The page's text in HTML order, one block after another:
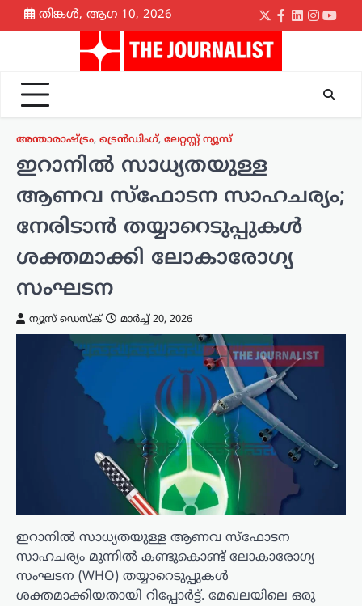
Skip
to
തിങ്കൾ, ആഗ 10, 2026
Twitter
Facebook
LinkedIn
അന്താരാഷ്ട്രം, ട്രെൻഡിംഗ്, ലേറ്റസ്റ്റ് ന്യൂസ്
ഇറാനിൽ സാധ്യതയുള്ള
ആണവ സ്ഫോടന സാഹചര്യം;
നേരിടാൻ തയ്യാറെടുപ്പുകൾ
ശക്തമാക്കി ലോകാരോഗ്യ
സംഘടന
ന്യൂസ് ഡെസ്ക് മാർച്ച്‌ 20, 2026
ഇറാനിൽ സാധ്യതയുള്ള ആണവ സ്ഫോടന
സാഹചര്യം മുന്നിൽ കണ്ടുകൊണ്ട് ലോകാരോഗ്യ
സംഘടന (WHO) തയ്യാറെടുപ്പുകൾ
ശക്തമാക്കിയതായി റിപ്പോർട്ട്. മേഖലയിലെ ഒരു